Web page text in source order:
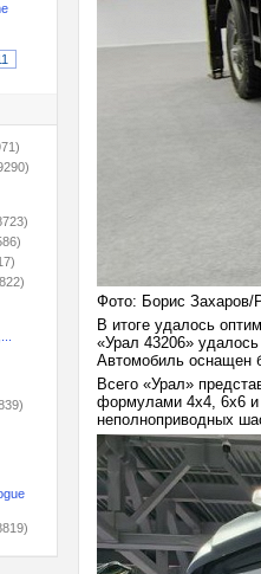
Фото: Борис Захаров/
В итоге удалось
«Урал 43206»
Автомобиль оснащен
Всего «Урал»
формулами 4х4, 6х6 и
неполноприводных